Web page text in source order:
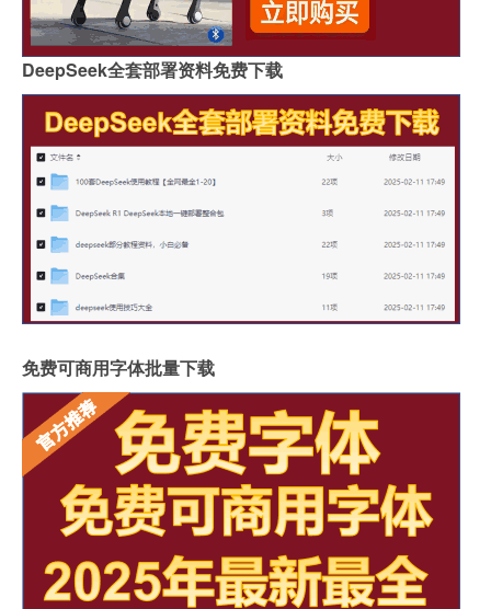
DeepSeek全套部署资料免费下载
免费可商用字体批量下载